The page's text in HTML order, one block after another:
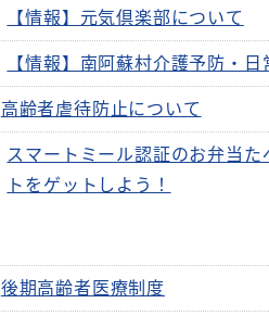
【情報】元気倶楽部について
【情報】南阿蘇村介護予防・
高齢者虐待防止について
スマートミール認証のお弁当た
トをゲットしよう！
後期高齢者医療制度